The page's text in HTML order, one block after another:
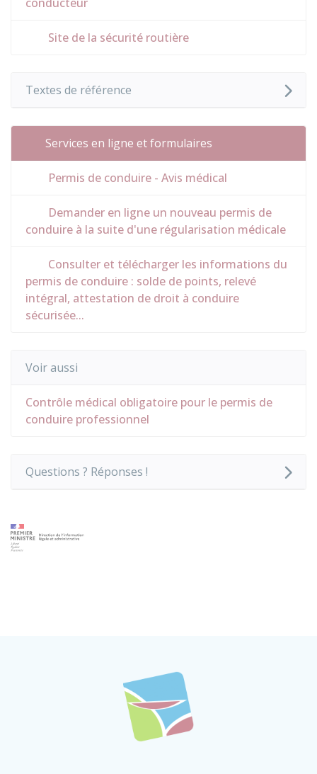
Site de la sécurité routière
Textes de référence
Services en ligne et formulaires
Permis de conduire - Avis médical
Demander en ligne un nouveau permis de
conduire à la suite d'une régularisation médicale
Consulter et télécharger les informations du
permis de conduire : solde de points, relevé
intégral, attestation de droit à conduire
sécurisée...
Voir aussi
Contrôle médical obligatoire pour le permis de
conduire professionnel
Questions ? Réponses !